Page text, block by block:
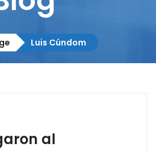
Luis Cúndom
al